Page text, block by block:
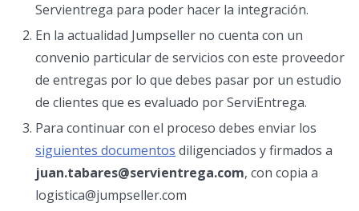
Servientrega para poder hacer la integración.
En la actualidad Jumpseller no cuenta con un
convenio particular de servicios con este proveedor
de entregas por lo que debes pasar por un estudio
de clientes que es evaluado por ServiEntrega.
Para continuar con el proceso debes enviar los
siguientes documentos diligenciados y firmados a
juan.tabares@servientrega.com, con copia a
logistica@jumpseller.com